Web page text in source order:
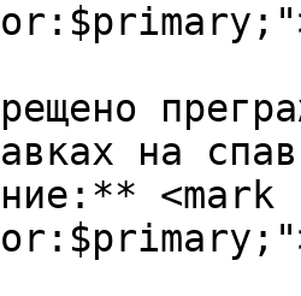
на
<mark